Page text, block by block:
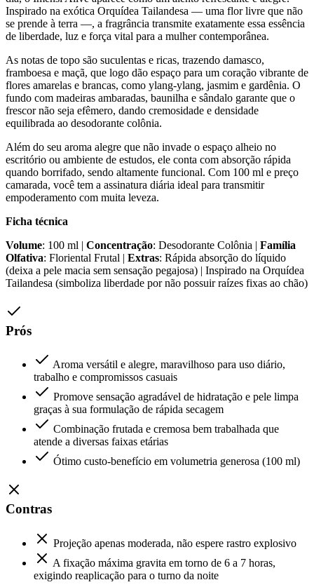
Inspirado na exótica Orquídea Tailandesa — uma flor livre que não
se prende à terra —, a fragrância transmite exatamente essa essência
de liberdade, luz e força vital para a mulher contemporânea.
As notas de topo são suculentas e ricas, trazendo damasco,
framboesa e maçã, que logo dão espaço para um coração vibrante de
flores amarelas e brancas, como ylang-ylang, jasmim e gardênia. O
fundo com madeiras ambaradas, baunilha e sândalo garante que o
frescor não seja efêmero, dando cremosidade e densidade
equilibrada ao desodorante colônia.
Além do seu aroma alegre que não invade o espaço alheio no
escritório ou ambiente de estudos, ele conta com absorção rápida
quando borrifado, sendo altamente funcional. Com 100 ml e preço
camarada, você tem a assinatura diária ideal para transmitir
empoderamento com muita leveza.
Ficha técnica
Volume: 100 ml | Concentração: Desodorante Colônia | Família
Olfativa: Floriental Frutal | Extras: Rápida absorção do líquido
(deixa a pele macia sem sensação pegajosa) | Inspirado na Orquídea
Tailandesa (simboliza liberdade por não possuir raízes fixas ao chão)
Prós
Aroma versátil e alegre, maravilhoso para uso diário,
trabalho e compromissos casuais
Promove sensação agradável de hidratação e pele limpa
graças à sua formulação de rápida secagem
Combinação frutada e cremosa bem trabalhada que
atende a diversas faixas etárias
Ótimo custo-benefício em volumetria generosa (100 ml)
Contras
Projeção apenas moderada, não espere rastro explosivo
A fixação máxima gravita em torno de 6 a 7 horas,
exigindo reaplicação para o turno da noite